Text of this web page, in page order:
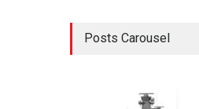
Posts Carousel